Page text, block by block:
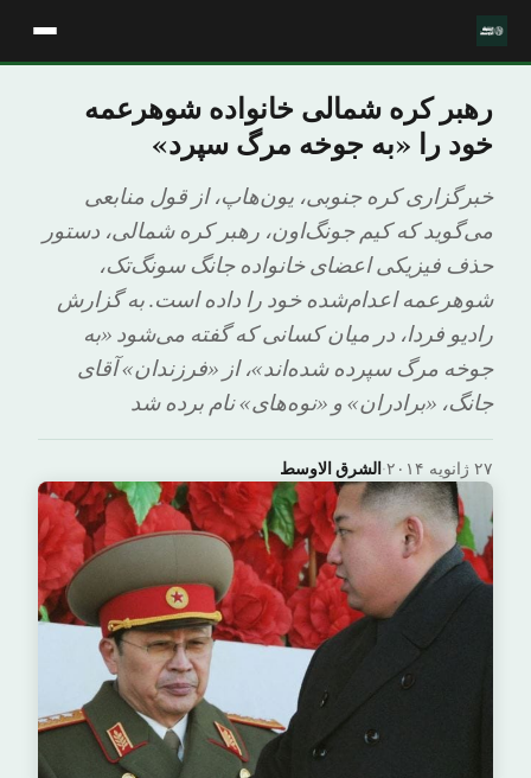
رهبر کره شمالی خانواده شوهرعمه
خود را «به جوخه مرگ سپرد»
خبرگزاری کره جنوبی، یون‌هاپ، از قول منابعی
می‌گوید که کیم جونگ‌اون، رهبر کره شمالی، دستور
حذف فیزیکی اعضای خانواده جانگ سونگ‌تک،
شوهرعمه اعدام‌شده خود را داده است. به گزارش
رادیو فردا، در میان کسانی که گفته می‌شود «به
جوخه مرگ سپرده شده‌اند»، از «فرزندان» آقای
جانگ، «برادران» و «نوه‌های» نام برده شد
الشرق الاوسط· ۲۷ ژانویه ۲۰۱۴